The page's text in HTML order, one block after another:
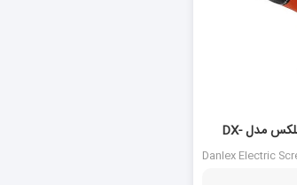
پیچ گوشتی برقی دنلکس مدل DX-
Danlex Electric